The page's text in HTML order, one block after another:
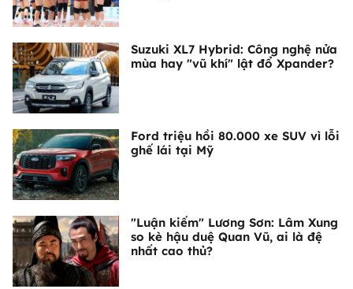
Suzuki XL7 Hybrid: Công nghệ nửa
mùa hay "vũ khí" lật đổ Xpander?
Ford triệu hồi 80.000 xe SUV vì lỗi
ghế lái tại Mỹ
"Luận kiếm" Lương Sơn: Lâm Xung
so kè hậu duệ Quan Vũ, ai là đệ
nhất cao thủ?